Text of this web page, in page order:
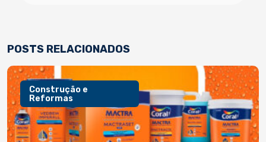
POSTS RELACIONADOS
Construção e
Reformas